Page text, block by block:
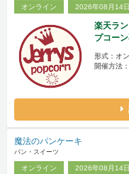
オンライン 2026年08月14
楽天ラ
プコー
形式：オ
開催方法
魔法のパンケーキ
パン・スイーツ
オンライン 2026年08月14